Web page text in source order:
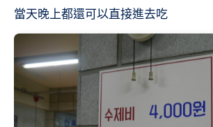
當天晚上都還可以直接進去吃